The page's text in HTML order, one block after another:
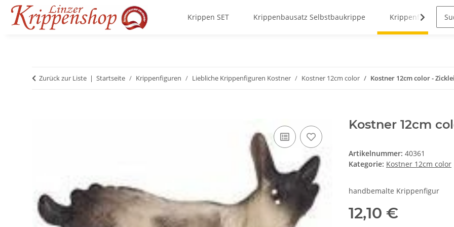
Krippen SET Krippenbausatz Selbstbaukrippe Krippenfiguren
Zurück zur Liste Startseite Krippenfiguren Liebliche Krippenfiguren Kostner Kostner 12cm color Kostner 12cm color -
Kostner 12cm
Artikelnummer: 40361
Kategorie: Kostner 12cm color
handbemalte Krippenfigur
12,10 €